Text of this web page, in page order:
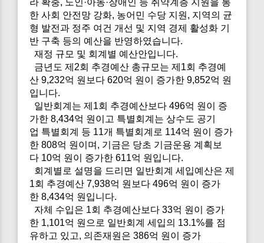
라 확충, 노인·아동·장애인 등 취약계층 지원을 통
한 사회 안전망 강화, 농어민 수당 지원, 지역의 균
형 발전과 정주 여건 개선 및 지역 경제 활성화 기
반 구축 등의 예산을 반영하였습니다.
재정 규모 및 회계별 예산안입니다.
금년도 제2회 추경예산 총규모는 제1회 추경예
산 9,232억 원보다 620억 원이 증가한 9,852억 원
입니다.
일반회계는 제1회 추경예산보다 496억 원이 증
가한 8,434억 원이고 특별회계는 상수도 공기
업 특별회계 등 11개 특별회계로 114억 원이 증가
한 808억 원이며, 기금은 당초 기금운용 계획보
다 10억 원이 증가한 611억 원입니다.
회계별로 설명을 드리면 일반회계 세입예산은 제
1회 추경예산 7,938억 원보다 496억 원이 증가
한 8,434억 원입니다.
자체 수입은 1회 추경예산보다 33억 원이 증가
한 1,101억 원으로 일반회계 세입의 13.1%를 점
유하고 있고, 의존재원은 386억 원이 증가